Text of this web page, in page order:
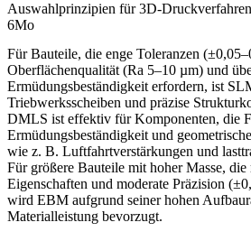
Auswahlprinzipien für 3D-
6Mo
Für Bauteile, die enge Toleranzen
Oberflächenqualität (Ra 5–10 µm) und
Ermüdungsbeständigkeit erfordern, ist
Triebwerksscheiben und präzise
DMLS ist effektiv für Komponenten, die
Ermüdungsbeständigkeit und
wie z. B. Luftfahrtverstärkungen und
Für größere Bauteile mit hoher Masse, die
Eigenschaften und moderate Präzision
wird EBM aufgrund seiner hohen
Materialleistung bevorzugt.